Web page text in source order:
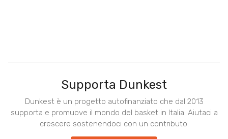
Supporta Dunkest
Dunkest è un progetto autofinanziato che dal 2013
supporta e promuove il mondo del basket in Italia. Aiutaci a
crescere sostenendoci con un contributo.